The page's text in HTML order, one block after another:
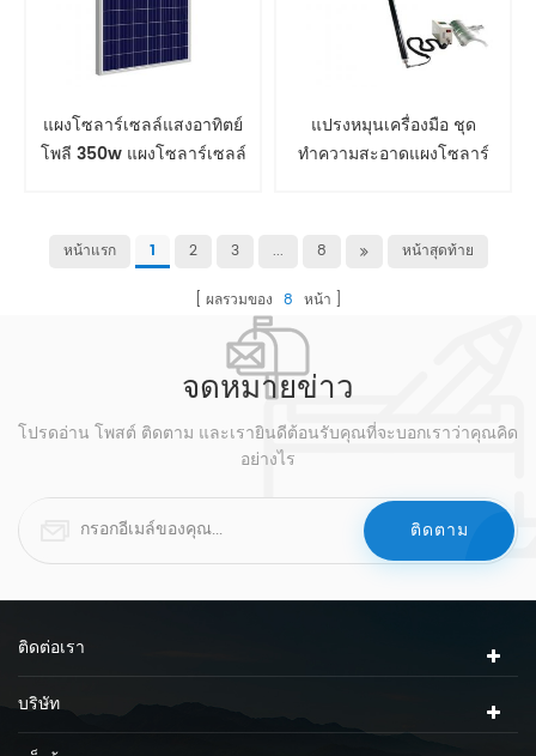
แผงโซลาร์เซลล์แสงอาทิตย์
โพลี 350w แผงโซลาร์เซลล์
แปรงหมุนเครื่องมือ ชุด
ทำความสะอาดแผงโซลาร์
หน้าแรก 1 2 3 ... 8 หน้าสุดท้าย
ผลรวมของ 8 หน้า
จดหมายข่าว
โปรดอ่าน โพสต์ ติดตาม และเรายินดีต้อนรับคุณที่จะบอกเราว่าคุณคิด
อย่างไร
ติดต่อเรา
บริษัท